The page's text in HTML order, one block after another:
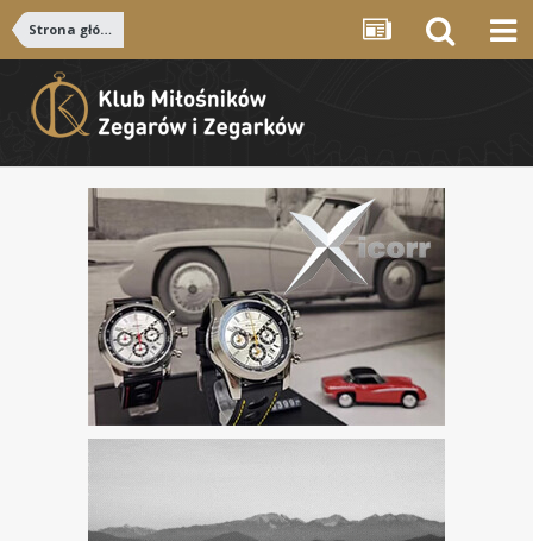
Strona główna